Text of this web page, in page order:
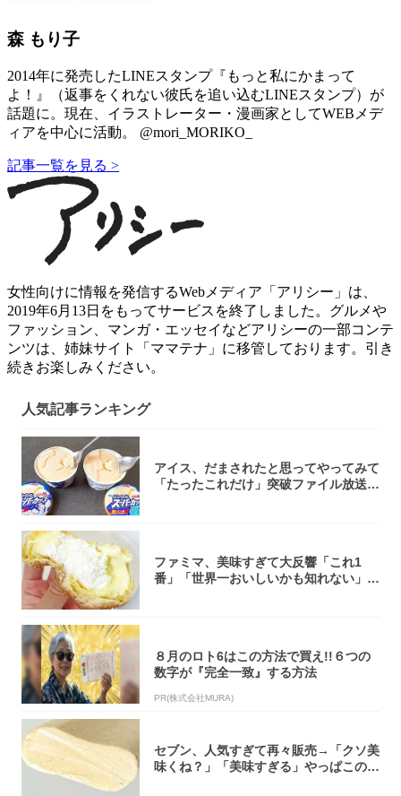
森 もり子
2014年に発売したLINEスタンプ『もっと私にかまって
よ！』（返事をくれない彼氏を追い込むLINEスタンプ）が
話題に。現在、イラストレーター・漫画家としてWEBメデ
ィアを中心に活動。 @mori_MORIKO_
記事一覧を見る >
女性向けに情報を発信するWebメディア「アリシー」は、
2019年6月13日をもってサービスを終了しました。グルメや
ファッション、マンガ・エッセイなどアリシーの一部コンテ
ンツは、姉妹サイト「ママテナ」に移管しております。引き
続きお楽しみください。
人気記事ランキング
アイス、だまされたと思ってやってみて
「たったこれだけ」突破ファイル放送で
ファミマ、美味すぎて大反響「これ1
番」「世界一おいしいかも知れない」
８月のロト6はこの方法で買え!!６つの
数字が『完全一致』する方法
PR(株式会社MURA)
セブン、人気すぎて再々販売→「クソ美
味くね？」「美味すぎる」やっぱこのク